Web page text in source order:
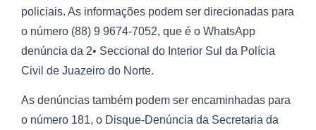
policiais. As informações podem ser direcionadas para
o número (88) 9 9674-7052, que é o WhatsApp
denúncia da 2• Seccional do Interior Sul da Polícia
Civil de Juazeiro do Norte.
As denúncias também podem ser encaminhadas para
o número 181, o Disque-Denúncia da Secretaria da